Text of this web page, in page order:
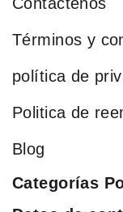
Términos y
política de
Politica de
Blog
Categorías